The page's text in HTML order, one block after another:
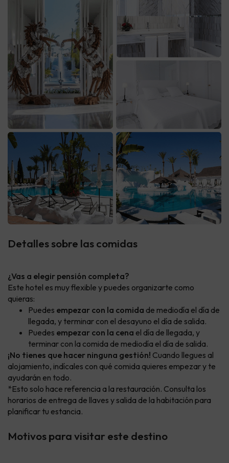
Detalles sobre las comidas
¿Vas a elegir pensión completa?
Este hotel es muy flexible y puedes organizarte como
quieras:
Puedes empezar con la comida de mediodía el día de
llegada, y terminar con el desayuno el día de salida.
Puedes empezar con la cena el día de llegada, y
terminar con la comida de mediodía el día de salida.
¡No tienes que hacer ninguna gestión! Cuando llegues al
alojamiento, indícales con qué comida quieres empezar y te
ayudarán en todo.
*Esto solo hace referencia a la restauración. Consulta los
horarios de entrega de llaves y salida de la habitación para
planificar tu estancia.
Motivos para visitar este destino